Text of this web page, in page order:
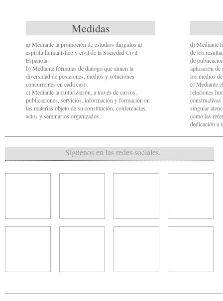
Medidas
a) Mediante la promoción de estudios dirigidos al
espíritu humanístico y civil de la Sociedad Civil
Española.
b) Mediante fórmulas de diálogo que aúnen la
diversidad de posiciones, medios y soluciones
concurrentes en cada caso.
c) Mediante la culturización, a través de cursos,
publicaciones, servicios, información y formación en
las materias objeto de su constitución, conferencias,
actos y seminarios organizados.
d) Mediante
de los
de
aplicación de
los medios
e) Mediante
relaciones
constructivas
singular
como las
dedicación a
Síguenos en las redes sociales.